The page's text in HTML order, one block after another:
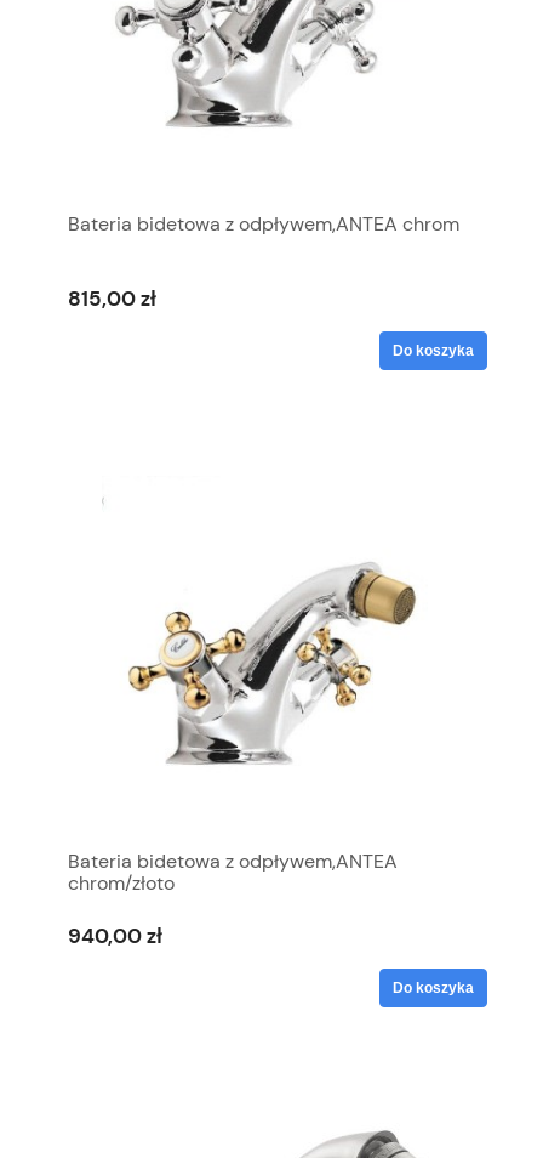
Bateria bidetowa z odpływem,ANTEA chrom
815,00 zł
Do koszyka
Bateria bidetowa z odpływem,ANTEA
chrom/złoto
940,00 zł
Do koszyka